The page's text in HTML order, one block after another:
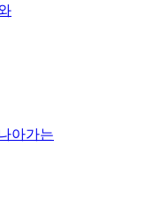
아가는